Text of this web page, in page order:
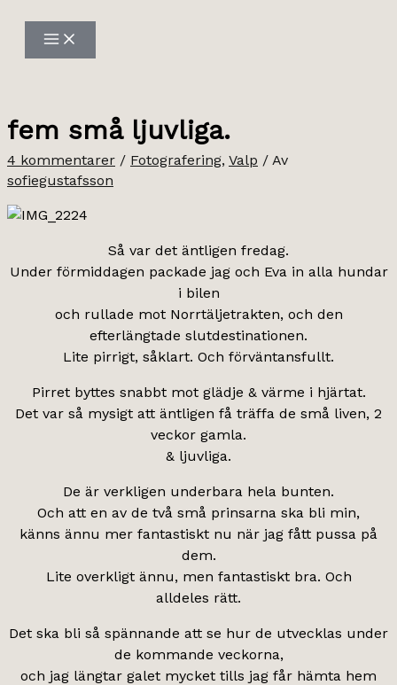
innehåll
fem små ljuvliga.
4 kommentarer / Fotografering, Valp / Av
sofiegustafsson
Så var det äntligen fredag.
Under förmiddagen packade jag och Eva in alla hundar
i bilen
och rullade mot Norrtäljetrakten, och den
efterlängtade slutdestinationen.
Lite pirrigt, såklart. Och förväntansfullt.
Pirret byttes snabbt mot glädje & värme i hjärtat.
Det var så mysigt att äntligen få träffa de små liven, 2
veckor gamla.
& ljuvliga.
De är verkligen underbara hela bunten.
Och att en av de två små prinsarna ska bli min,
känns ännu mer fantastiskt nu när jag fått pussa på
dem.
Lite overkligt ännu, men fantastiskt bra. Och
alldeles rätt.
Det ska bli så spännande att se hur de utvecklas under
de kommande veckorna,
och jag längtar galet mycket tills jag får hämta hem